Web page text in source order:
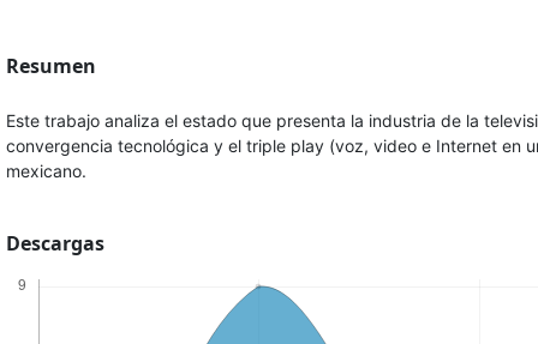
Resumen
Este trabajo analiza el estado que presenta la industria de la
convergencia tecnológica y el triple play (voz, video e Internet en
mexicano.
Descargas